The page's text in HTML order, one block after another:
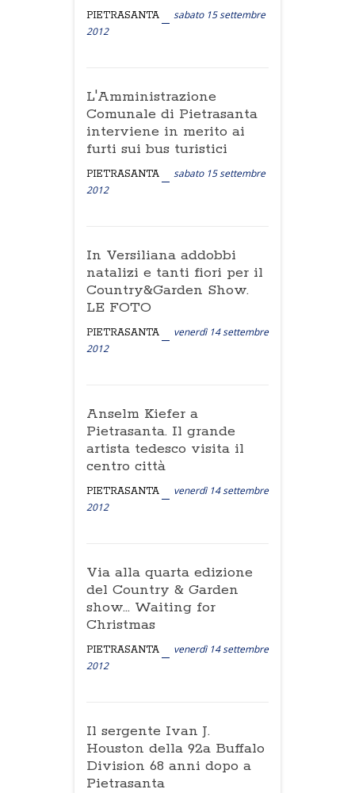
PIETRASANTA
sabato 15 settembre
2012
L'Amministrazione
Comunale di Pietrasanta
interviene in merito ai
furti sui bus turistici
PIETRASANTA
sabato 15 settembre
2012
In Versiliana addobbi
natalizi e tanti fiori per il
Country&Garden Show.
LE FOTO
PIETRASANTA
venerdì 14 settembre
2012
Anselm Kiefer a
Pietrasanta. Il grande
artista tedesco visita il
centro città
PIETRASANTA
venerdì 14 settembre
2012
Via alla quarta edizione
del Country & Garden
show... Waiting for
Christmas
PIETRASANTA
venerdì 14 settembre
2012
Il sergente Ivan J.
Houston della 92a Buffalo
Division 68 anni dopo a
Pietrasanta